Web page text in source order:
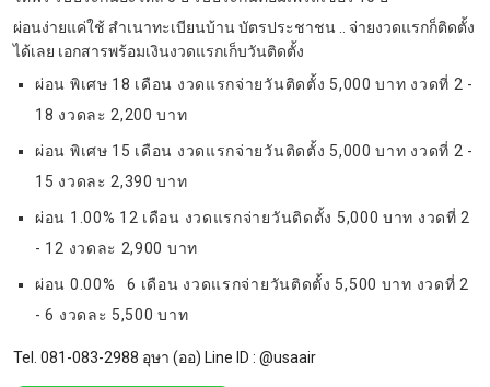
ผ่อนง่ายแค่ใช้ สำเนาทะเบียนบ้าน บัตรประชาชน .. จ่ายงวดแรกก็ติดตั้ง
ได้เลย เอกสารพร้อมเงินงวดแรกเก็บวันติดตั้ง
ผ่อน พิเศษ 18 เดือน งวดแรกจ่ายวันติดตั้ง 5,000 บาท งวดที่ 2 -
18 งวดละ 2,200 บาท
ผ่อน พิเศษ 15 เดือน งวดแรกจ่ายวันติดตั้ง 5,000 บาท งวดที่ 2 -
15 งวดละ 2,390 บาท
ผ่อน 1.00% 12 เดือน งวดแรกจ่ายวันติดตั้ง 5,000 บาท งวดที่ 2
- 12 งวดละ 2,900 บาท
ผ่อน 0.00% 6 เดือน งวดแรกจ่ายวันติดตั้ง 5,500 บาท งวดที่ 2
- 6 งวดละ 5,500 บาท
Tel. 081-083-2988 อุษา (ออ) Line ID : @usaair